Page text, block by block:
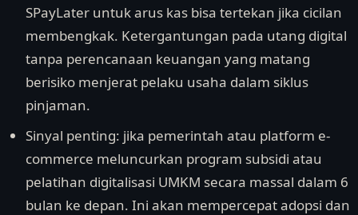
SPayLater untuk arus kas bisa tertekan jika cicilan
membengkak. Ketergantungan pada utang digital
tanpa perencanaan keuangan yang matang
berisiko menjerat pelaku usaha dalam siklus
pinjaman.
Sinyal penting: jika pemerintah atau platform e-
commerce meluncurkan program subsidi atau
pelatihan digitalisasi UMKM secara massal dalam 6
bulan ke depan. Ini akan mempercepat adopsi dan